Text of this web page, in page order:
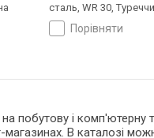
сталь, WR 30,
порівняти
на побутову і
магазинах. В каталозі